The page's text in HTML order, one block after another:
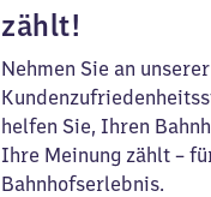
zählt!
Nehmen Sie an unserer
helfen Sie, Ihren
Ihre Meinung zählt –
Bahnhofserlebnis.